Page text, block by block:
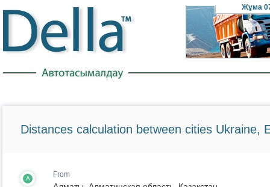
Жұма
Distances calculation between cities Ukraine,
A From